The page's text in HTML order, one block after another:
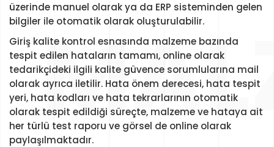
üzerinde manuel olarak ya da ERP sisteminden gelen
bilgiler ile otomatik olarak oluşturulabilir.
Giriş kalite kontrol esnasında malzeme bazında
tespit edilen hataların tamamı, online olarak
tedarikçideki ilgili kalite güvence sorumlularına mail
olarak ayrıca iletilir. Hata önem derecesi, hata tespit
yeri, hata kodları ve hata tekrarlarının otomatik
olarak tespit edildiği süreçte, malzeme ve hataya ait
her türlü test raporu ve görsel de online olarak
paylaşılmaktadır.